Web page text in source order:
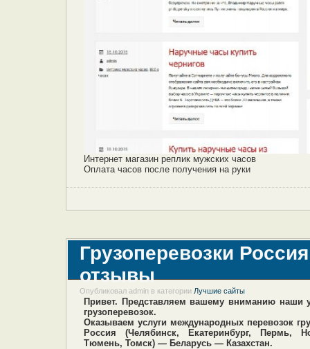
Интернет магазин реплик мужских часов
Оплата часов после получения на руки
Грузоперевозки
отзывы
Опубликовал admin в категории Лучшие сайты
Привет. Представляем вашему вниманию наши
грузоперевозок.
Оказываем услуги международных перевозок
Россия (Челябинск, Екатеринбург, Пермь,
Тюмень, Томск) — Беларусь — Казахстан.